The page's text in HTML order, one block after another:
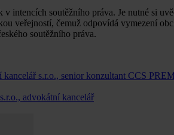
intencích soutěžního práva. Je nutné si
veřejností, čemuž odpovídá vymezení
soutěžního práva.
s.r.o., senior konzultant CCS
advokátní kancelář